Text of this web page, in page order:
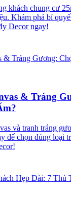
khách chung cư
Khám phá bí
Decor ngay!
& Tráng
và tranh tráng
để chọn đúng loại